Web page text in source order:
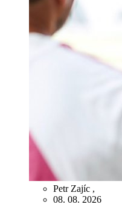
Petr Zajíc ,
08. 08. 2026